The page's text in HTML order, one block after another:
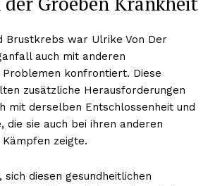
Brustkrebs war Ulrike Von Der
auch mit anderen
Problemen konfrontiert. Diese
zusätzliche Herausforderungen
mit derselben Entschlossenheit und
die sie auch bei ihren anderen
zeigte.
sich diesen gesundheitlichen